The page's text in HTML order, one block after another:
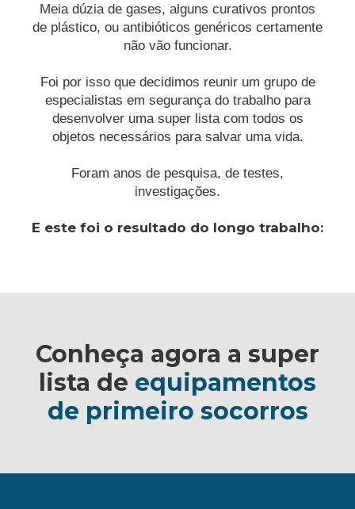
Meia dúzia de gases, alguns curativos prontos
de plástico, ou antibióticos genéricos certamente
não vão funcionar.
Foi por isso que decidimos reunir um grupo de
especialistas em segurança do trabalho para
desenvolver uma super lista com todos os
objetos necessários para salvar uma vida.
Foram anos de pesquisa, de testes,
investigações.
E este foi o resultado do longo trabalho:
Conheça agora a super
lista de equipamentos
de primeiro socorros